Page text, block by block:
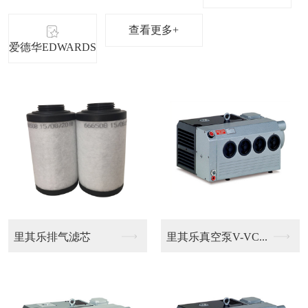
爱德华EDWARDS
查看更多+
贝克排气滤芯U4.1... 贝克真空泵U4.40